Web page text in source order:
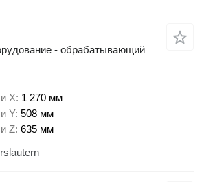
- обрабатывающий
X 1 270 мм
Y 508 мм
Z 635 мм